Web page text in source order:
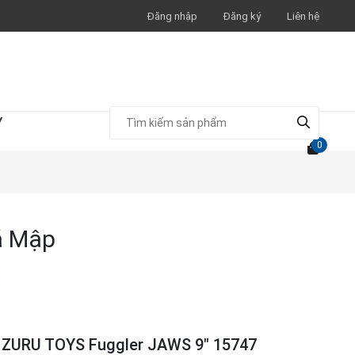
Đăng nhập Đăng ký Liên hệ
0
Mập
TOYS Fuggler JAWS 9" 15747